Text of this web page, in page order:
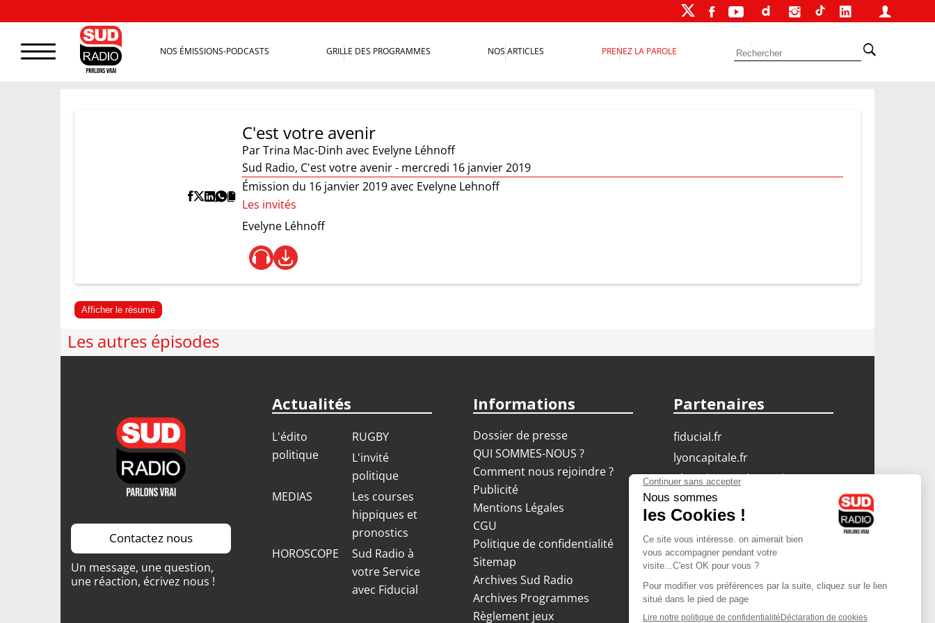
NOS ÉMISSIONS-PODCASTS GRILLE DES PROGRAMMES NOS ARTICLES PRENEZ LA PAROLE
C'est votre avenir
ParTrina Mac-Dinh avec Evelyne Léhnoff
Sud Radio, C'est votre avenir - mercredi 16 janvier 2019
Émission du 16 janvier 2019 avec Evelyne Lehnoff
Les invités
Evelyne Léhnoff
Afficher le résumé
Les autres épisodes
Contactez nous
Un message, une question,
une réaction, écrivez nous !
Actualités
L'édito
politique
RUGBY
L'invité
politique
MEDIAS
Les courses
hippiques et
pronostics
HOROSCOPE
Sud Radio à
votre Service
avec Fiducial
Informations
Dossier de presse
QUI SOMMES-NOUS ?
Comment nous rejoindre ?
Publicité
Mentions Légales
CGU
Politique de confidentialité
Sitemap
Archives Sud Radio
Archives Programmes
Règlement jeux
Partenaires
fiducial.fr
lyoncapitale.fr
olympique-et-lyonnais.com
L'application Iphone
/ Android
Téléchargez l'application